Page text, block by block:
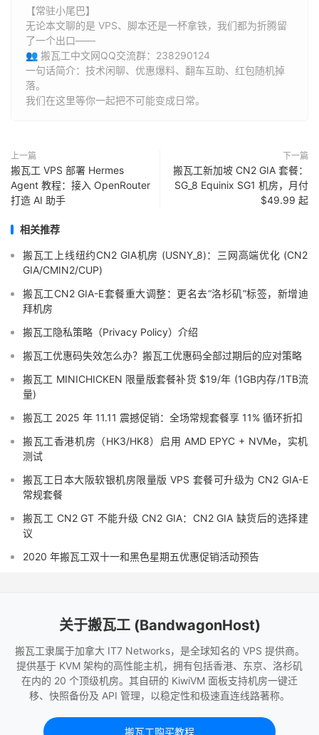
【常驻小尾巴】
无论本文聊的是 VPS、脚本还是一杯拿铁，我们都为折腾留
了一个出口——
👥 搬瓦工中文网QQ交流群：238290124
一句话简介：技术闲聊、优惠爆料、翻车互助、红包随机掉
落。
我们在这里等你一起把不可能变成日常。
上一篇
搬瓦工 VPS 部署 Hermes
Agent 教程：接入 OpenRouter
打造 AI 助手
下一篇
搬瓦工新加坡 CN2 GIA 套餐：
SG_8 Equinix SG1 机房，月付
$49.99 起
相关推荐
搬瓦工上线纽约CN2 GIA机房 (USNY_8)：三网高端优化 (CN2
GIA/CMIN2/CUP)
搬瓦工CN2 GIA-E套餐重大调整：更名去“洛杉矶”标签，新增迪
拜机房
搬瓦工隐私策略（Privacy Policy）介绍
搬瓦工优惠码失效怎么办？搬瓦工优惠码全部过期后的应对策略
搬瓦工 MINICHICKEN 限量版套餐补货 $19/年 (1GB内存/1TB流
量)
搬瓦工 2025 年 11.11 震撼促销：全场常规套餐享 11% 循环折扣
搬瓦工香港机房（HK3/HK8）启用 AMD EPYC + NVMe，实机
测试
搬瓦工日本大阪软银机房限量版 VPS 套餐可升级为 CN2 GIA-E
常规套餐
搬瓦工 CN2 GT 不能升级 CN2 GIA：CN2 GIA 缺货后的选择建
议
2020 年搬瓦工双十一和黑色星期五优惠促销活动预告
关于搬瓦工 (BandwagonHost)
搬瓦工隶属于加拿大 IT7 Networks，是全球知名的 VPS 提供商。
提供基于 KVM 架构的高性能主机，拥有包括香港、东京、洛杉矶
在内的 20 个顶级机房。其自研的 KiwiVM 面板支持机房一键迁
移、快照备份及 API 管理，以稳定性和极速直连线路著称。
搬瓦工购买教程